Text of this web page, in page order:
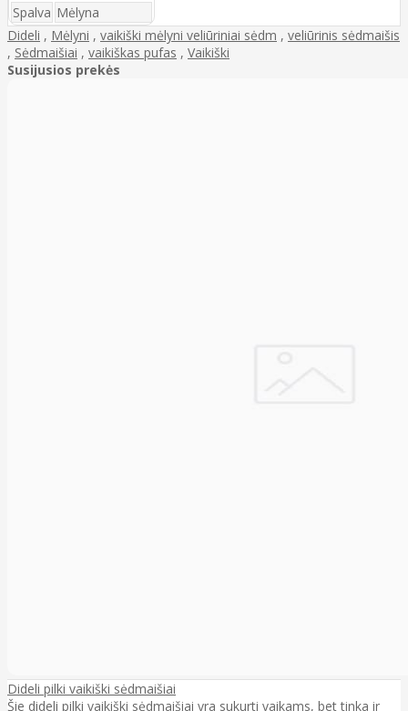
Spalva Mėlyna
Dideli , Mėlyni , vaikiški mėlyni veliūriniai sėdm , veliūrinis sėdmaišis
, Sėdmaišiai , vaikiškas pufas , Vaikiški
Susijusios prekės
Dideli pilki vaikiški sėdmaišiai
Šie dideli pilki vaikiški sėdmaišiai yra sukurti vaikams, bet tinka ir